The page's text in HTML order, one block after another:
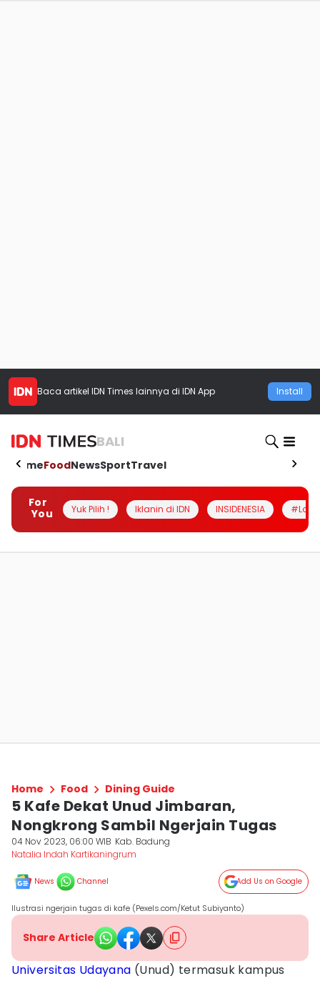
Baca artikel IDN Times lainnya di IDN App Install
BALI
HomeFoodNewsSportTravel
For
You
Yuk Pilih ! Iklanin di IDN INSIDENESIA
Home Food Dining Guide
5 Kafe Dekat Unud Jimbaran,
Nongkrong Sambil Ngerjain Tugas
04 Nov 2023, 06:00 WIB Kab. Badung
Natalia Indah Kartikaningrum
News Channel Add Us on Google
Ilustrasi ngerjain tugas di kafe (Pexels.com/Ketut Subiyanto)
Share Article
Universitas Udayana (Unud) termasuk kampus